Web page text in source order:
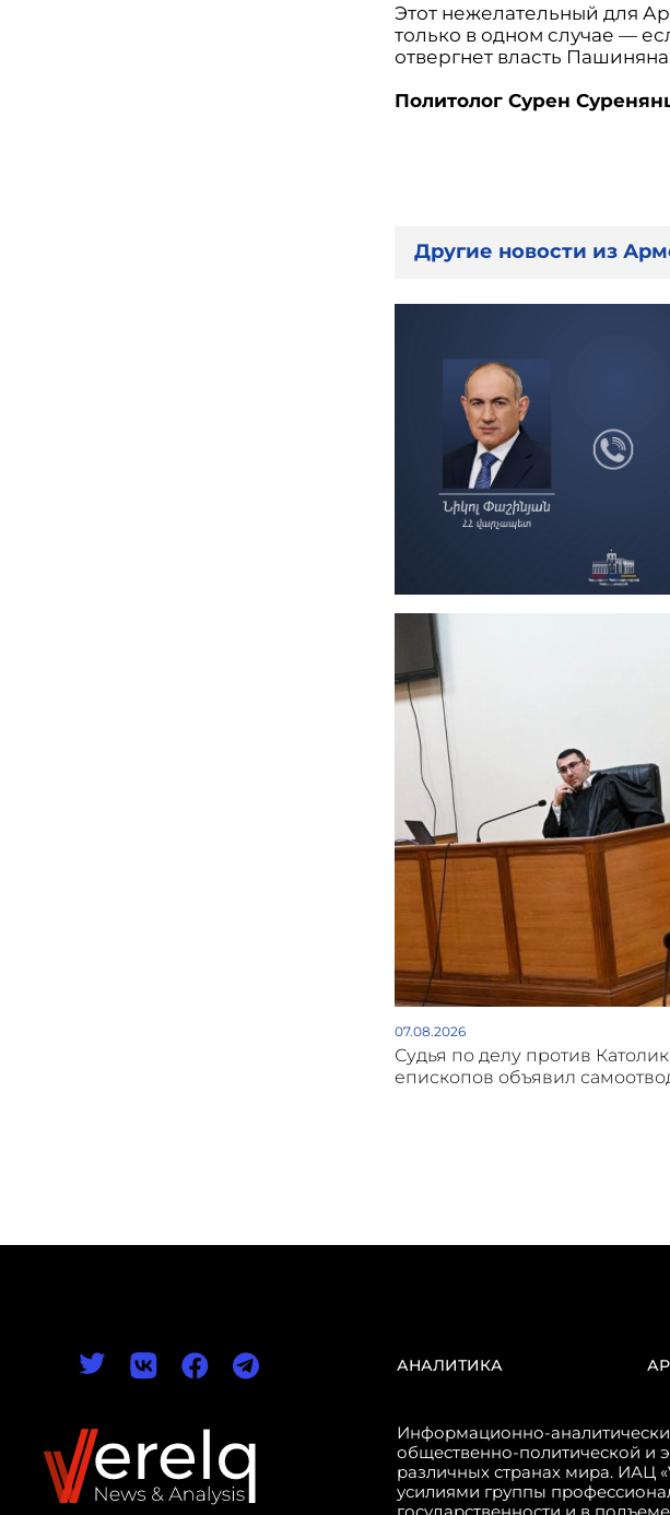
Этот нежелательный для
только в одном случае —
отвергнет власть
Политолог Сурен
Другие новости из
07.08.2026
Судья по делу против
епископов объявил
АНАЛИТИКА
Информационно-
общественно-политической и
различных странах мира. ИАЦ
усилиями группы